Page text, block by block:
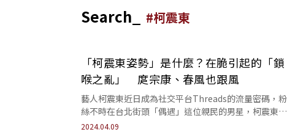
Search_ #柯震東
「柯震東姿勢」是什麼？在脆引起的「鎖
喉之亂」 庹宗康、春風也跟風
藝人柯震東近日成為社交平台Threads的流量密碼，粉
絲不時在台北街頭「偶遇」這位親民的男星，柯震東的
反應如何，讓脆友們爭相仿效？今天《網路溫度...
2024.04.09